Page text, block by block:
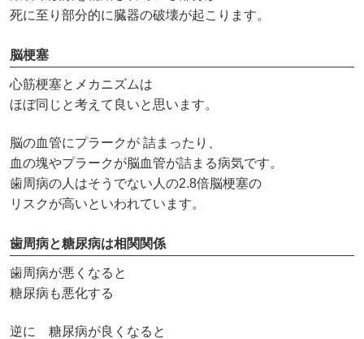
死に至り部分的に臓器の破壊が起こります。
脳梗塞
心筋梗塞とメカニズムは
ほぼ同じと考えて良いと思います。
脳の血管にプラークが 詰まったり、
血の塊やプラークが脳血管が詰まる病気です。
歯周病の人はそうでない人の2.8倍脳梗塞の
リスクが高いといわれています。
歯周病と糖尿病は相関関係
歯周病が悪くなると
糖尿病も悪化する
逆に 糖尿病が良くなると